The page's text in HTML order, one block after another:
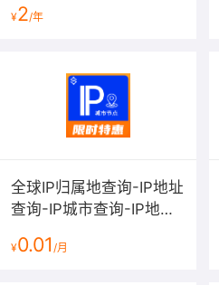
其他证照陆续扩展中...
¥2/年
全球IP归属地查询-IP地址
查询-IP城市查询-IP地址
城市节点【数链云】
¥0.01/月